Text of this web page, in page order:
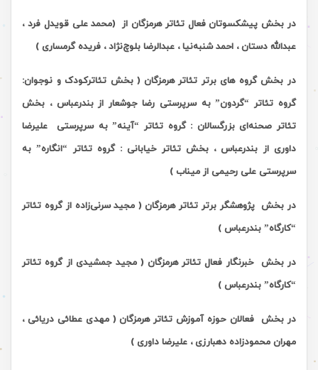
در بخش پیشکسوتان فعال تئاتر هرمزگان از )محمد علی قویدل فرد ،
عبدالله دستان ، احمد شنبه‌نیا ، عبدالرضا بلوچ‌نژاد ، فریده گرمساری )
در بخش گروه های برتر تئاتر هرمزگان ( بخش تئاترکودک و نوجوان:
گروه تئاتر “گردون” به سرپرستی رضا جوشعار از بندرعباس ، بخش
تئاتر صحنه‌ای بزرگسالان : گروه تئاتر “آینه” به سرپرستی علیرضا
داوری از بندرعباس ، بخش تئاتر خیابانی : گروه تئاتر “انگاره” به
سرپرستی علی رحیمی از میناب )
در بخش پژوهشگر برتر تئاتر هرمزگان ( مجید سرنی‌زاده از گروه تئاتر
“کارگاه” بندرعباس )
در بخش
خبرنگار فعال تئاتر هرمزگان ( مجید جمشیدی از گروه تئاتر
“کارگاه” بندرعباس )
در بخش فعالان حوزه آموزش تئاتر هرمزگان ( مهدی عطائی دریائی ،
مهران محمودزاده دهبارزی ، علیرضا داوری )